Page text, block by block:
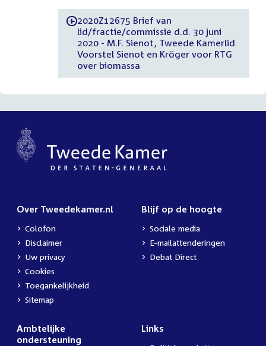
-2020Z12675 Brief van
lid/fractie/commissie d.d. 30 juni
2020 - M.F. Sienot, Tweede Kamerlid
Voorstel Sienot en Kröger voor RTG
over biomassa
Over Tweedekamer.nl
Colofon
Disclaimer
Uw privacy
Cookies
Toegankelijkheid
Sitemap
Blijf op de hoogte
Sociale media
E-mailattenderingen
Debat Direct
Ambtelijke
ondersteuning
Links